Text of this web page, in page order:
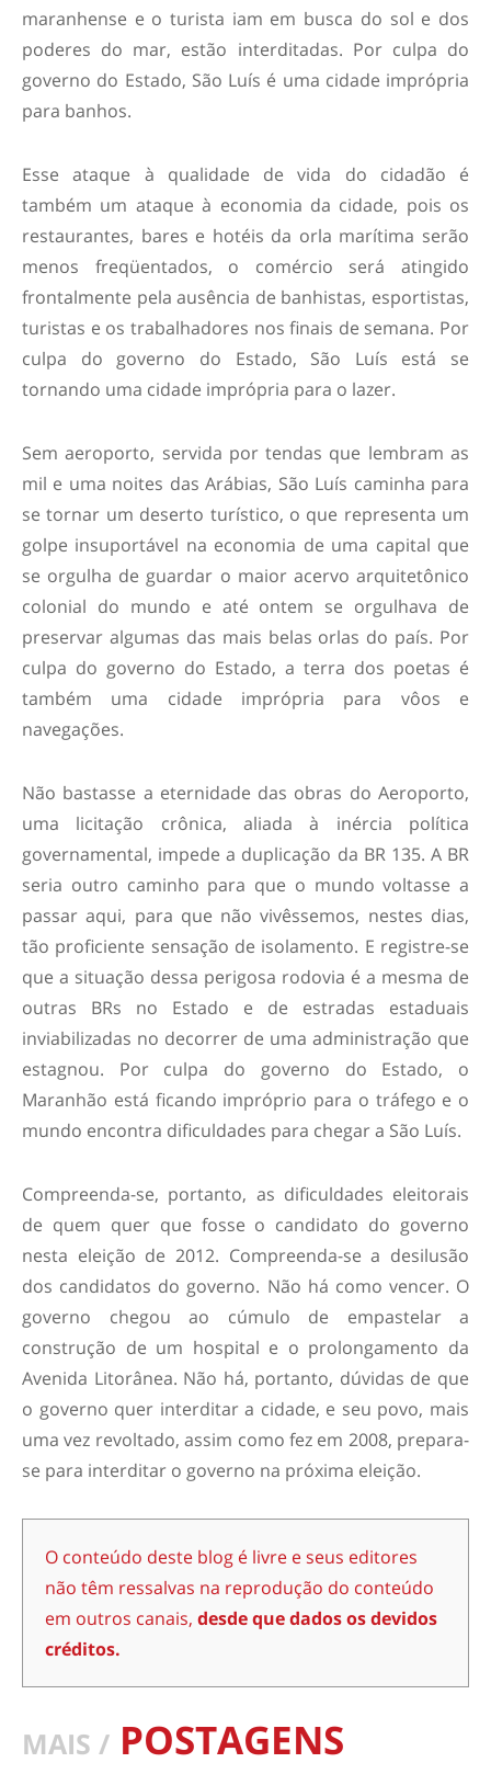
maranhense e o turista iam em busca do sol e dos
poderes do mar, estão interditadas. Por culpa do
governo do Estado, São Luís é uma cidade imprópria
para banhos.
Esse ataque à qualidade de vida do cidadão é
também um ataque à economia da cidade, pois os
restaurantes, bares e hotéis da orla marítima serão
menos freqüentados, o comércio será atingido
frontalmente pela ausência de banhistas, esportistas,
turistas e os trabalhadores nos finais de semana. Por
culpa do governo do Estado, São Luís está se
tornando uma cidade imprópria para o lazer.
Sem aeroporto, servida por tendas que lembram as
mil e uma noites das Arábias, São Luís caminha para
se tornar um deserto turístico, o que representa um
golpe insuportável na economia de uma capital que
se orgulha de guardar o maior acervo arquitetônico
colonial do mundo e até ontem se orgulhava de
preservar algumas das mais belas orlas do país. Por
culpa do governo do Estado, a terra dos poetas é
também uma cidade imprópria para vôos e
navegações.
Não bastasse a eternidade das obras do Aeroporto,
uma licitação crônica, aliada à inércia política
governamental, impede a duplicação da BR 135. A BR
seria outro caminho para que o mundo voltasse a
passar aqui, para que não vivêssemos, nestes dias,
tão proficiente sensação de isolamento. E registre-se
que a situação dessa perigosa rodovia é a mesma de
outras BRs no Estado e de estradas estaduais
inviabilizadas no decorrer de uma administração que
estagnou. Por culpa do governo do Estado, o
Maranhão está ficando impróprio para o tráfego e o
mundo encontra dificuldades para chegar a São Luís.
Compreenda-se, portanto, as dificuldades eleitorais
de quem quer que fosse o candidato do governo
nesta eleição de 2012. Compreenda-se a desilusão
dos candidatos do governo. Não há como vencer. O
governo chegou ao cúmulo de empastelar a
construção de um hospital e o prolongamento da
Avenida Litorânea. Não há, portanto, dúvidas de que
o governo quer interditar a cidade, e seu povo, mais
uma vez revoltado, assim como fez em 2008, prepara-
se para interditar o governo na próxima eleição.
O conteúdo deste blog é livre e seus editores
não têm ressalvas na reprodução do conteúdo
em outros canais, desde que dados os devidos
créditos.
MAIS / POSTAGENS